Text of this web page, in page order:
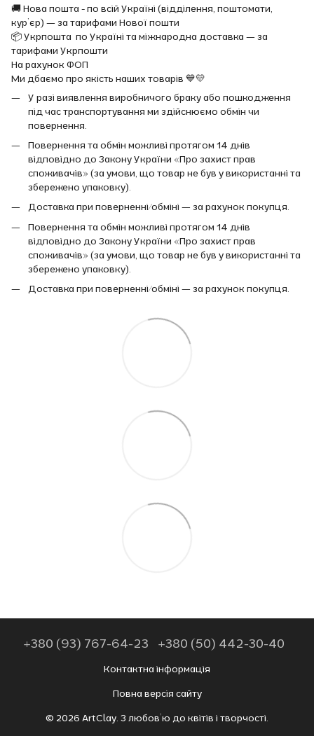
🚚 Нова пошта - по всій Україні (відділення, поштомати,
кур’єр) — за тарифами Нової пошти
📦 Укрпошта по Україні та міжнародна доставка — за
тарифами Укрпошти
На рахунок ФОП
Ми дбаємо про якість наших товарів 💙💛
У разі виявлення виробничого браку або пошкодження
під час транспортування ми здійснюємо обмін чи
повернення.
Повернення та обмін можливі протягом 14 днів
відповідно до Закону України «Про захист прав
споживачів» (за умови, що товар не був у використанні та
збережено упаковку).
Доставка при поверненні/обміні — за рахунок покупця.
Повернення та обмін можливі протягом 14 днів
відповідно до Закону України «Про захист прав
споживачів» (за умови, що товар не був у використанні та
збережено упаковку).
Доставка при поверненні/обміні — за рахунок покупця.
+380 (93) 767-64-23 +380 (50) 442-30-40
Контактна інформація
Повна версія сайту
© 2026 ArtClay. З любов’ю до квітів і творчості.